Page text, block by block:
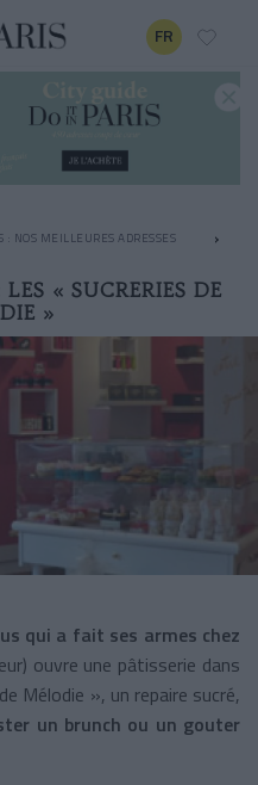
FR
: NOS MEILLEURES ADRESSES
« SUCRERIES DE
»
qui a fait ses armes chez
ouvre une pâtisserie dans
Mélodie », un repaire sucré,
un brunch ou un gouter